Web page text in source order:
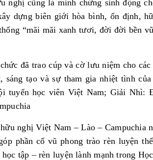
nghị cũng là minh chứng sinh động
dựng biên giới hòa bình, ổn định,
“mãi mãi xanh tươi, đời đời bền
đã trao cúp và cờ lưu niệm cho
sáng tạo và sự tham gia nhiệt tình
tuyển học viên Việt Nam; Giải Nhì:
nghị Việt Nam – Lào – Campuchia
phần cổ vũ phong trào rèn luyện
tập – rèn luyện lành mạnh trong